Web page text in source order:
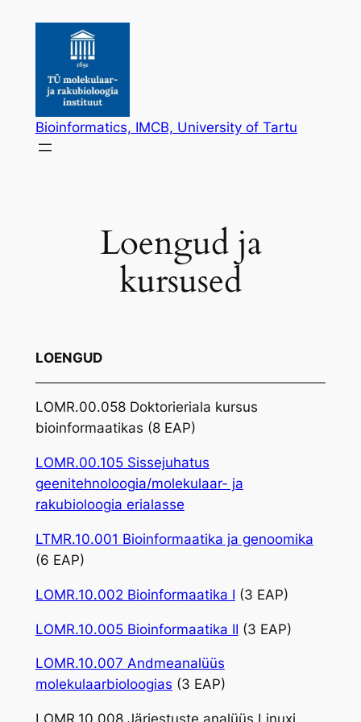
Bioinformatics, IMCB, University of Tartu
Loengud ja
kursused
LOENGUD
LOMR.00.058 Doktorieriala kursus
bioinformaatikas (8 EAP)
LOMR.00.105 Sissejuhatus
geenitehnoloogia/molekulaar- ja
rakubioloogia erialasse
LTMR.10.001 Bioinformaatika ja genoomika
(6 EAP)
LOMR.10.002 Bioinformaatika I (3 EAP)
LOMR.10.005 Bioinformaatika II (3 EAP)
LOMR.10.007 Andmeanalüüs
molekulaarbioloogias (3 EAP)